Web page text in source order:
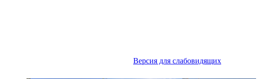
Версия для слабовидящих